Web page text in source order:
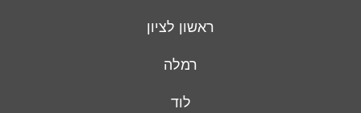
ראשון לציון
רמלה
לוד